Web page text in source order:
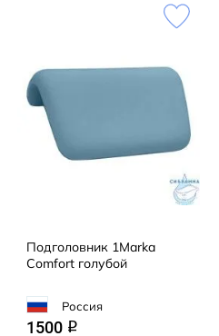
Подголовник 1Marka
Comfort голубой
Россия
1500 q